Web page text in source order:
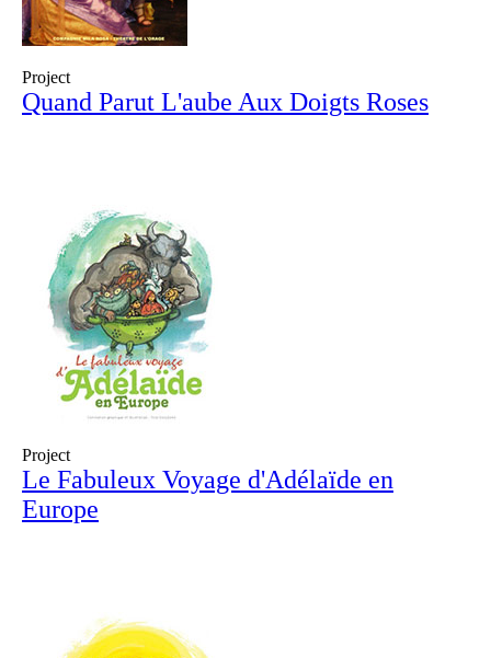
Project
Quand Parut L'aube Aux Doigts Roses
Project
Le Fabuleux Voyage d'Adélaïde en
Europe